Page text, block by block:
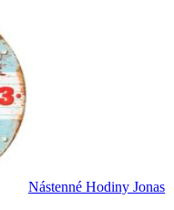
Nástenné Hodiny Jonas